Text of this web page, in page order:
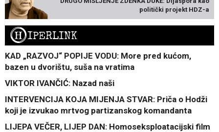
politički projekt HDZ-a
HIPERLINK
KAD „RAZVOJ“ POPIJE VODU: More pred kućom,
bazen u dvorištu, suša na vratima
VIKTOR IVANČIĆ: Nazad naši
INTERVENCIJA KOJA MIJENJA STVAR: Priča o Hodži
koji je izvukao mrtvog partizanskog komandanta
LIJEPA VEČER, LIJEP DAN: Homoseksploatacijski film